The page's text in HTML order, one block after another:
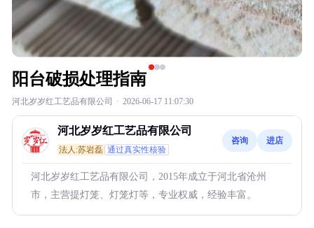
阳台破损处理指南
河北岁岁红工艺品有限公司 · 2026-06-17 11:07:30
河北岁岁红工艺品有限公司
法人:苏岩磊 通过真实性核验
咨询 进店
河北岁岁红工艺品有限公司，2015年成立于河北省沧州
市，主营提灯笼、灯笼灯等，专业权威，经验丰富。